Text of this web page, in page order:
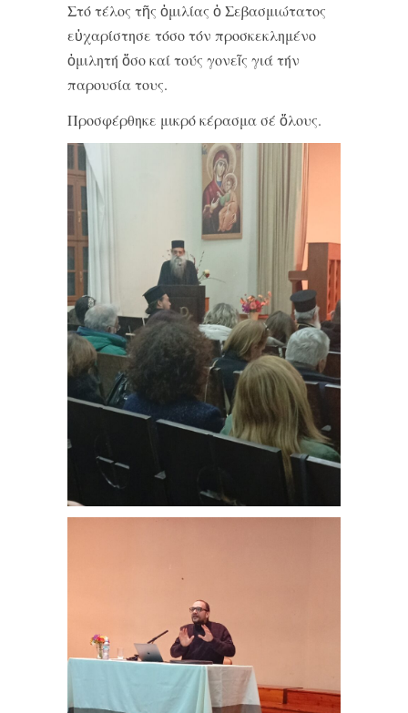
Στό τέλος τῆς ὁμιλίας ὁ Σεβασμιώτατος
εὐχαρίστησε τόσο τόν προσκεκλημένο
ὁμιλητή ὅσο καί τούς γονεῖς γιά τήν
παρουσία τους.
Προσφέρθηκε μικρό κέρασμα σέ ὅλους.